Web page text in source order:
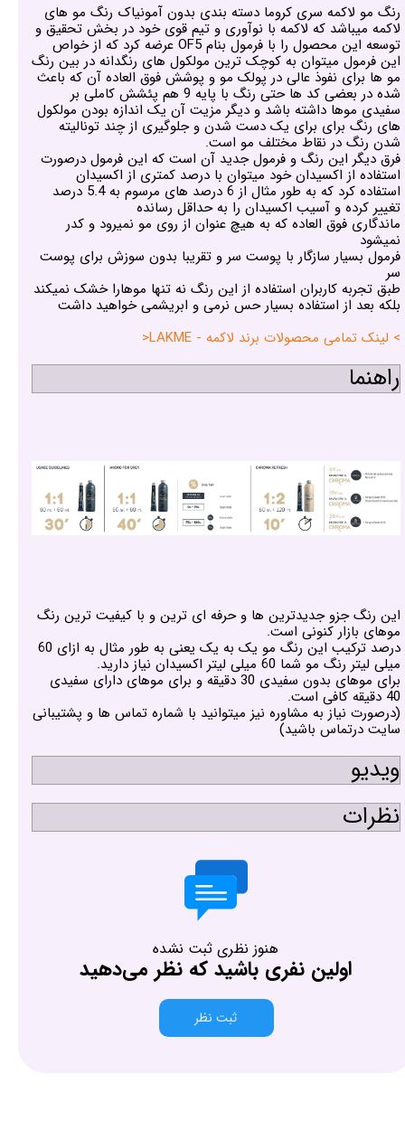
رنگ مو لاکمه سری کروما دسته بندی بدون آمونیاک رنگ مو های
لاکمه میباشد که لاکمه با نوآوری و تیم قوی خود در بخش تحقیق و
توسعه این محصول را با فرمول بنام OF5 عرضه کرد که از خواص
این فرمول میتوان به کوچک ترین مولکول های رنگدانه در بین رنگ
مو ها برای نفوذ عالی در پولک مو و پوشش فوق العاده آن که باعث
شده در بعضی کد ها حتی رنگ با پایه 9 هم پئشش کاملی بر
سفیدی موها داشته باشد و دیگر مزیت آن یک اندازه بودن مولکول
های رنگ برای برای یک دست شدن و جلوگیری از چند تونالیته
شدن رنگ در نقاط مختلف مو است.
فرق دیگر این رنگ و فرمول جدید آن است که این فرمول درصورت
استفاده از اکسیدان خود میتوان با درصد کمتری از اکسیدان
استفاده کرد که به طور مثال از 6 درصد های مرسوم به 5.4 درصد
تغییر کرده و آسیب اکسیدان را به حداقل رسانده
ماندگاری فوق العاده که به هیچ عنوان از روی مو نمیرود و کدر
نمیشود
فرمول بسیار سازگار با پوست سر و تقریبا بدون سوزش برای پوست
سر
طبق تجربه کاربران استفاده از این رنگ نه تنها موهارا خشک نمیکند
بلکه بعد از استفاده بسیار حس نرمی و ابریشمی خواهید داشت
> لینک تمامی محصولات برند لاکمه - LAKME<
راهنما
این رنگ جزو جدیدترین ها و حرفه ای ترین و با کیفیت ترین رنگ
موهای بازار کنونی است.
درصد ترکیب این رنگ مو یک به یک یعنی به طور مثال به ازای 60
میلی لیتر رنگ مو شما 60 میلی لیتر اکسیدان نیاز دارید.
برای موهای بدون سفیدی 30 دقیقه و برای موهای دارای سفیدی
40 دقیقه کافی است.
(درصورت نیاز به مشاوره نیز میتوانید با شماره تماس ها و پشتیبانی
سایت درتماس باشید)
ویدیو
نظرات
هنوز نظری ثبت نشده
اولین نفری باشید که نظر می‌دهید
ثبت نظر